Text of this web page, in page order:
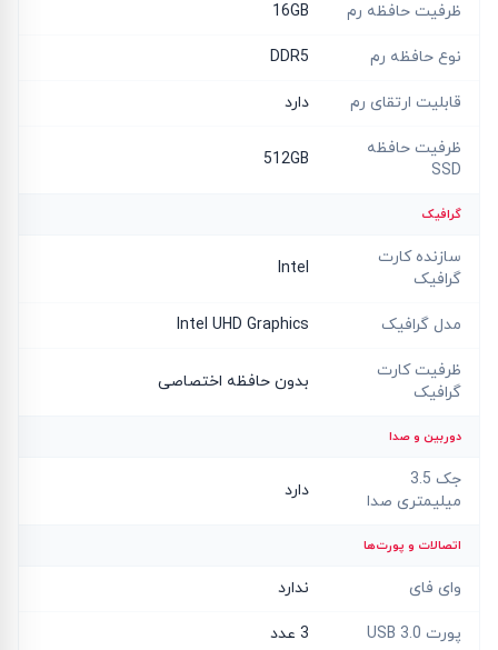
ظرفیت حافظه رم 16GB
نوع حافظه رم DDR5
قابلیت ارتقای رم دارد
ظرفیت حافظه
SSD
512GB
گرافیک
سازنده کارت
گرافیک
Intel
مدل گرافیک Intel UHD Graphics
ظرفیت کارت
گرافیک
بدون حافظه اختصاصی
دوربین و صدا
جک 3.5
میلیمتری صدا
دارد
اتصالات و پورت‌ها
وای فای ندارد
پورت USB 3.0 3 عدد